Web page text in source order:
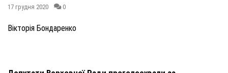
17 грудня 2020 0
Вікторія Бондаренко